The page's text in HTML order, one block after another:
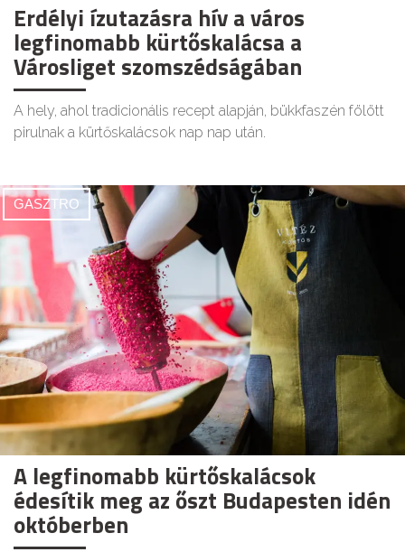
Erdélyi ízutazásra hív a város
legfinomabb kürtőskalácsa a
Városliget szomszédságában
A hely, ahol tradicionális recept alapján, bükkfaszén fölött
pirulnak a kürtőskalácsok nap nap után.
GASZTRO
A legfinomabb kürtőskalácsok
édesítik meg az őszt Budapesten idén
októberben